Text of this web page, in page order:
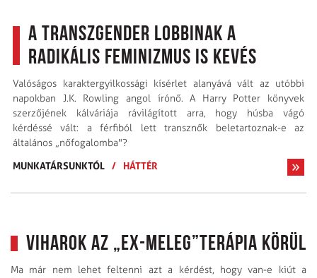
A transzgender lobbinak a
radikális feminizmus is kevés
Valóságos karaktergyilkossági kísérlet alanyává vált az utóbbi
napokban J.K. Rowling angol írónő. A Harry Potter könyvek
szerzőjének kálváriája rávilágított arra, hogy húsba vágó
kérdéssé vált: a férfiból lett transznők beletartoznak-e az
általános „nőfogalomba"?
MUNKATÁRSUNKTÓL / HÁTTÉR
Viharok az „ex-meleg”terápia körül
Ma már nem lehet feltenni azt a kérdést, hogy van-e kiút a